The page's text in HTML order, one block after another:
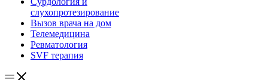
слухопротезирование
Вызов врача на дом
Телемедицина
Ревматология
SVF терапия